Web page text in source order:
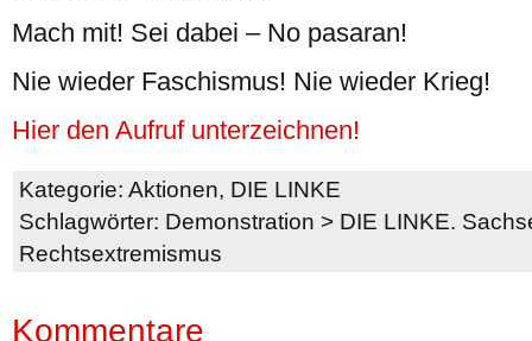
Mach mit! Sei dabei – No pasaran!
Nie wieder Faschismus! Nie wieder Krieg!
Hier den Aufruf unterzeichnen!
Kategorie: Aktionen, DIE LINKE
Schlagwörter: Demonstration > DIE LINKE.
Rechtsextremismus
Kommentare